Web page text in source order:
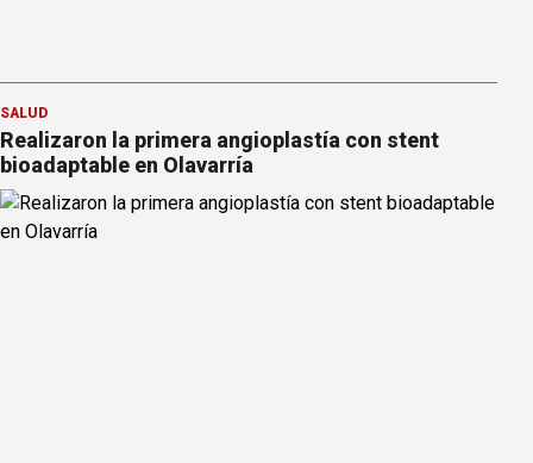
SALUD
Realizaron la primera angioplastía con stent
bioadaptable en Olavarría